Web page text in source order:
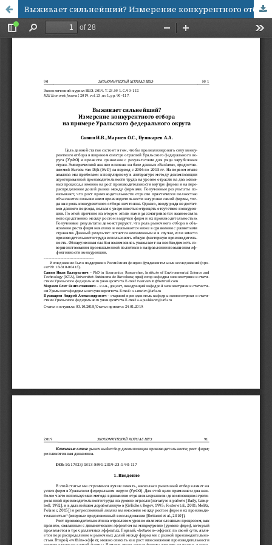
Выживает сильнейший? Измерение конкурентного отбора на примере Уральского федерального округа